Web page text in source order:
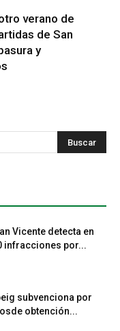
verano de
de San
y
Vicente detecta en
infracciones por...
subvenciona por
obtención...